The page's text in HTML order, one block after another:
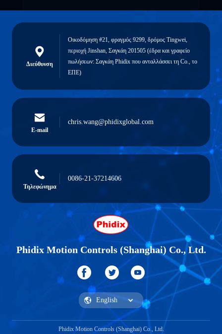
Διεύθυνση
Οικοδόμηση #21, φραγμός 9299, δρόμος Tingwei,
περιοχή Jinshan, Σαγκάη 201505 (έδρα και γραφείο
πωλήσεων: Σαγκάη Phidix που ανταλλάσσει τη Co., το
ΕΠΕ)
E-mail
chris.wang@phidixglobal.com
Τηλεφώνημα
0086-21-37214606
Phidix Motion Controls (Shanghai) Co., Ltd.
Phidix Motion Controls (Shanghai) Co., Ltd.